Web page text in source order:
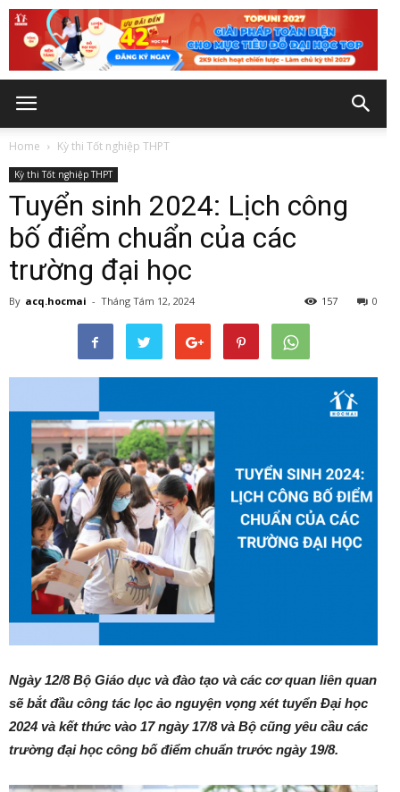
Home Kỳ thi Tốt nghiệp THPT
Kỳ thi Tốt nghiệp THPT
Tuyển sinh 2024: Lịch công
bố điểm chuẩn của các
trường đại học
By acq.hocmai - Tháng Tám 12, 2024 0
157
Ngày 12/8 Bộ Giáo dục và đào tạo và các cơ quan liên quan
sẽ bắt đầu công tác lọc ảo nguyện vọng xét tuyển Đại học
2024 và kết thức vào 17 ngày 17/8 và Bộ cũng yêu cầu các
trường đại học công bố điểm chuẩn trước ngày 19/8.